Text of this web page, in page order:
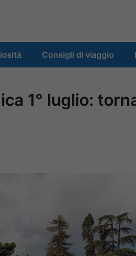
Consigli di viaggio
1° luglio: